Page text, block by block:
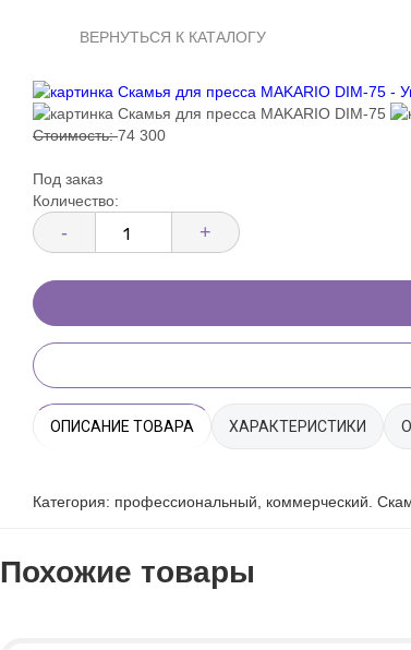
ВЕРНУТЬСЯ К КАТАЛОГУ
Стоимость:74 300
Под заказ
Количество:
- +
ОПИСАНИЕ ТОВАРА ХАРАКТЕРИСТИКИ
Категория: профессиональный, коммерческий.
Похожие товары